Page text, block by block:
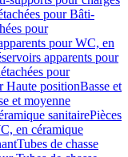
pour Bâti-
pour
pour WC, en
apparents pour
pour
Haute positionBasse et
et moyenne
sanitairePièces
en céramique
Tubes de chasse